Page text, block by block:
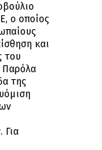
ο οποίος
και
του
Παρόλα
της
Για